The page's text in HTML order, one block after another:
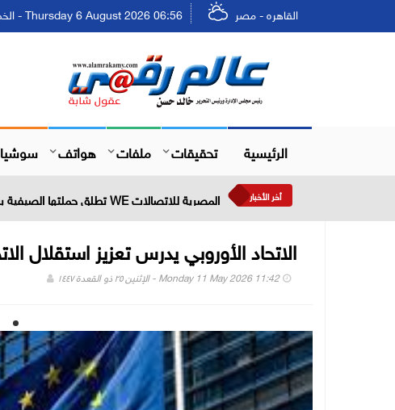
القاهره - مصر Thursday 6 August 2026 06:56 - الخميس ٢٢ صفر ١٤٤٨
الرئيسية تحقيقات ملفات هواتف
أخر الأخبار المصرية للاتصالات WE تطلق حملتها الصيفية بعروض حصرية وجوائز نقدية تصل إلى مليوني جنيه
الاتحاد الأوروبي يدرس تعزيز استقلال
Monday 11 May 2026 11:42 - الإثنين ٢٥ ذو القعدة ١٤٤٧